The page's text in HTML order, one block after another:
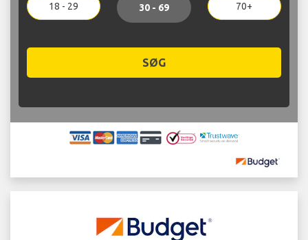
18 - 29 30 - 69 70+
SØG